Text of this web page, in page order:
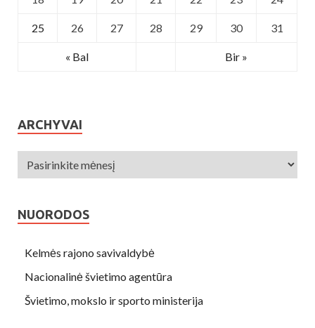
« Bal Bir »
25 26 27 28 29 30 31
ARCHYVAI
NUORODOS
Kelmės rajono savivaldybė
Nacionalinė švietimo agentūra
Švietimo, mokslo ir sporto ministerija